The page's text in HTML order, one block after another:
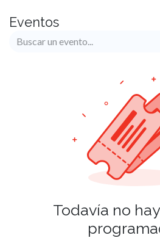
Eventos
Todavía no